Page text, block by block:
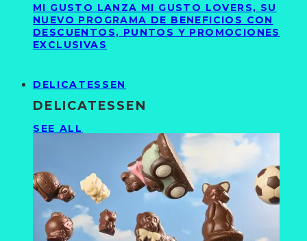
MI GUSTO LANZA MI GUSTO LOVERS, SU
NUEVO PROGRAMA DE BENEFICIOS CON
DESCUENTOS, PUNTOS Y PROMOCIONES
EXCLUSIVAS
DELICATESSEN
DELICATESSEN
SEE ALL